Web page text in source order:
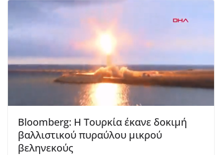
Bloomberg: Η Τουρκία έκανε δοκιμή
βαλλιστικού πυραύλου μικρού
βεληνεκούς